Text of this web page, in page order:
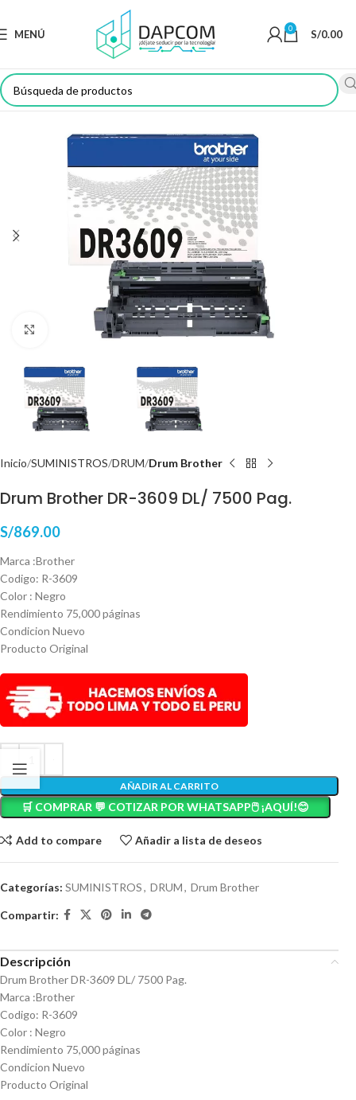
MENÚ 0 S/0.00
Haga Click para agrandar
Inicio SUMINISTROS DRUM Drum Brother
Drum Brother DR-3609 DL/ 7500 Pag.
S/869.00
Marca :Brother
Codigo: R-3609
Color : Negro
Rendimiento 75,000 páginas
Condicion Nuevo
Producto Original
AÑADIR AL CARRITO
🛒 COMPRAR 💬 COTIZAR POR WHATSAPP🖱️ ¡AQUÍ!😊
Add to compare Añadir a lista de deseos
Categorías: SUMINISTROS, DRUM, Drum Brother
Compartir:
Descripción
Drum Brother DR-3609 DL/ 7500 Pag.
Marca :Brother
Codigo: R-3609
Color : Negro
Rendimiento 75,000 páginas
Condicion Nuevo
Producto Original